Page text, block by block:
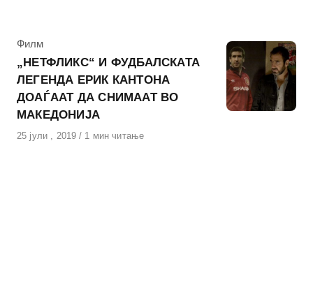
КАтегорија
Филм
„НЕТФЛИКС“ И ФУДБАЛСКАТА
ЛЕГЕНДА ЕРИК КАНТОНА
ДОАЃААТ ДА СНИМААТ ВО
МАКЕДОНИЈА
Објавено
25 јули , 2019 1 мин читање